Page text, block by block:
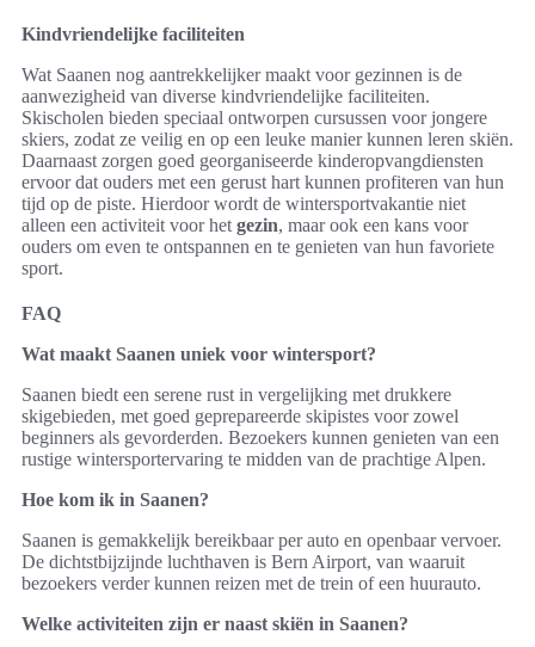
Kindvriendelijke faciliteiten
Wat Saanen nog aantrekkelijker maakt voor gezinnen is de
aanwezigheid van diverse kindvriendelijke faciliteiten.
Skischolen bieden speciaal ontworpen cursussen voor jongere
skiers, zodat ze veilig en op een leuke manier kunnen leren skiën.
Daarnaast zorgen goed georganiseerde kinderopvangdiensten
ervoor dat ouders met een gerust hart kunnen profiteren van hun
tijd op de piste. Hierdoor wordt de wintersportvakantie niet
alleen een activiteit voor het gezin, maar ook een kans voor
ouders om even te ontspannen en te genieten van hun favoriete
sport.
FAQ
Wat maakt Saanen uniek voor wintersport?
Saanen biedt een serene rust in vergelijking met drukkere
skigebieden, met goed geprepareerde skipistes voor zowel
beginners als gevorderden. Bezoekers kunnen genieten van een
rustige wintersportervaring te midden van de prachtige Alpen.
Hoe kom ik in Saanen?
Saanen is gemakkelijk bereikbaar per auto en openbaar vervoer.
De dichtstbijzijnde luchthaven is Bern Airport, van waaruit
bezoekers verder kunnen reizen met de trein of een huurauto.
Welke activiteiten zijn er naast skiën in Saanen?